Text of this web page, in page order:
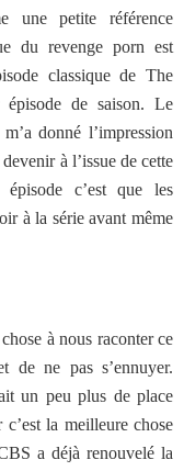
une petite référence
du revenge porn est
classique de The
de saison. Le
donné l’impression
à l’issue de cette
c’est que les
à la série avant même
à nous raconter ce
de ne pas s’ennuyer.
un peu plus de place
la meilleure chose
a déjà renouvelé la